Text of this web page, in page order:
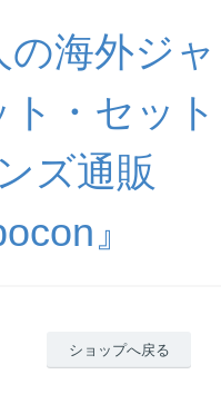
海外ジャ
・セット
ズ通販
』
ショップへ戻る